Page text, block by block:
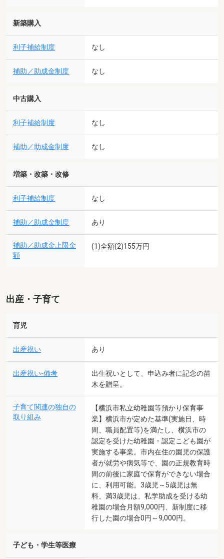
新築購入
利子補給制度 なし
補助／助成金制度 なし
中古購入
利子補給制度 なし
補助／助成金制度 なし
増築・改築・改修
利子補給制度 なし
補助／助成金制度 あり
補助／助成金上限金
額
(1)全額(2)155万円
出産・子育て
育児
出産祝い あり
出産祝い-備考
出生祝いとして、申込み者に記念の苗
木を贈呈。
子育て関連の独自の
取り組み
【横浜市私立幼稚園等預かり保育事
業】横浜市が定めた基準(実施日、時
間、職員配置等)を満たし、横浜市の
認定を受けた幼稚園・認定こども園が
実施する事業。市内在住の園児の保護
者が就労や病気等で、園の正規教育時
間の前後に家庭で保育ができない場合
に、利用可能。3歳児～5歳児は無
料、満3歳児は、私学助成を受ける幼
稚園の場合月額9,000円、新制度に移
行した園の場合0円～9,000円。
子ども・学生等医療